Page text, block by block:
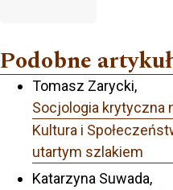
Podobne
Tomasz Zarycki,
Socjologia krytyczna
Kultura i
utartym szlakiem
Katarzyna Suwada,